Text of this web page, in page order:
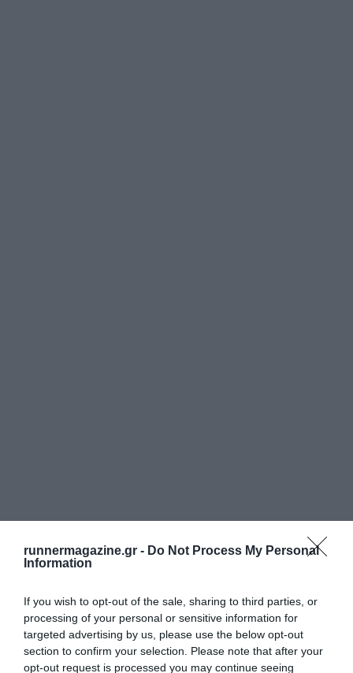
runnermagazine.gr - Do Not Process My Personal
Information
If you wish to opt-out of the sale, sharing to third parties, or
processing of your personal or sensitive information for
targeted advertising by us, please use the below opt-out
section to confirm your selection. Please note that after your
opt-out request is processed you may continue seeing